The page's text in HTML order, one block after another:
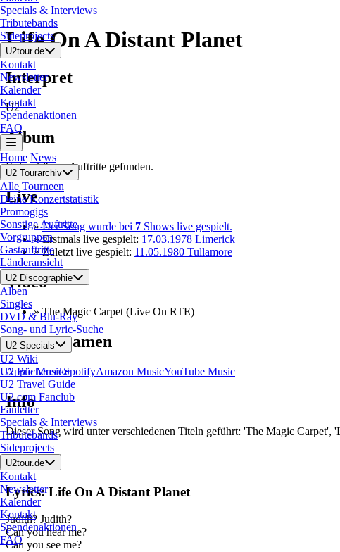
Specials & Interviews
Tributebands
Sideprojects
U2tour.de
Kontakt
Newsletter
Kalender
Kontakt
Spendenaktionen
FAQ
Home News
U2 Tourarchiv
Alle Tourneen
Deine Konzertstatistik
Promogigs
Sonstige Auftritte
Vorgruppen
Gastauftritte
Länderansicht
U2 Discographie
Alben
Singles
DVD & Blu-Ray
Song- und Lyric-Suche
U2 Specials
U2 Wiki
U2 Bücherecke
U2 Travel Guide
U2.com Fanclub
Fanletter
Specials & Interviews
Tributebands
Sideprojects
U2tour.de
Kontakt
Newsletter
Kalender
Kontakt
Spendenaktionen
FAQ
Life On A Distant Planet
Interpret
U2
Album
Keine Album-Auftritte gefunden.
Live
»Der Song wurde bei 7 Shows live gespielt.
» Erstmals live gespielt: 17.03.1978 Limerick
» Zuletzt live gespielt: 11.05.1980 Tullamore
Video
» The Magic Carpet (Live On RTE)
Song streamen
Apple MusicSpotifyAmazon MusicYouTube Music
Info
Dieser Song wird unter verschiedenen Titeln geführt: 'The Magic
Lyrics
Lyrics: Life On A Distant Planet
Judith? Judith?
Can you hear me?
Can you see me?